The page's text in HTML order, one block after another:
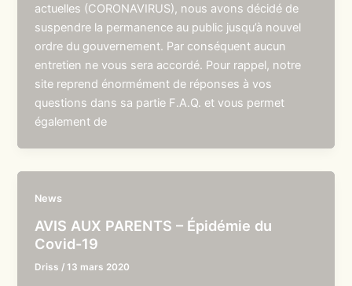
actuelles (CORONAVIRUS), nous avons décidé de
suspendre la permanence au public jusqu’à nouvel
ordre du gouvernement. Par conséquent aucun
entretien ne vous sera accordé. Pour rappel, notre
site reprend énormément de réponses à vos
questions dans sa partie F.A.Q. et vous permet
également de
News
AVIS AUX PARENTS – Épidémie du
Covid-19
Driss /13 mars 2020